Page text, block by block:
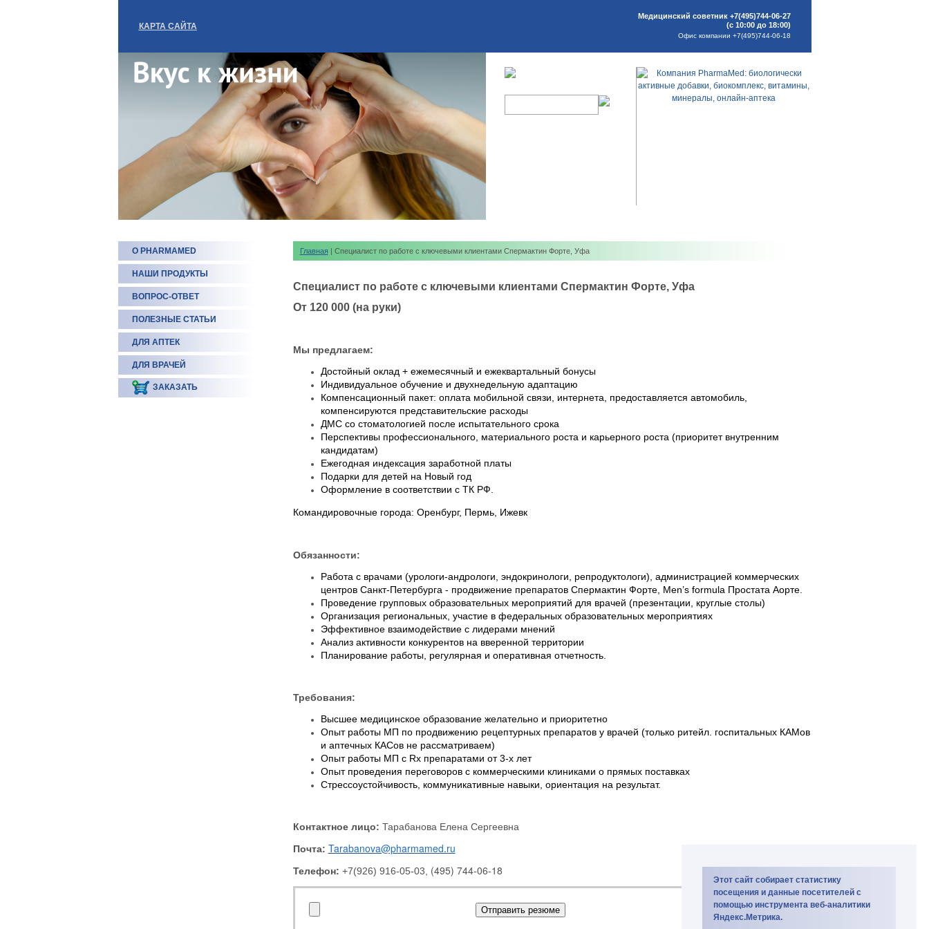
Этот сайт собирает статистику
посещения и данные посетителей с
помощью инструмента веб-аналитики
Яндекс.Метрика.
КАРТА САЙТА
Медицинский советник +7(495)744-06-27
(с 10:00 до 18:00)
Офис компании +7(495)744-06-18
О PHARMAMED
НАШИ ПРОДУКТЫ
ВОПРОС-ОТВЕТ
ПОЛЕЗНЫЕ СТАТЬИ
ДЛЯ АПТЕК
ДЛЯ ВРАЧЕЙ
ЗАКАЗАТЬ
Главная | Специалист по работе с ключевыми клиентами Спермактин Форте, Уфа
Специалист по работе с ключевыми клиентами Спермактин Форте, Уфа
От 120 000 (на руки)
Мы предлагаем:
Достойный оклад + ежемесячный и ежеквартальный бонусы
Индивидуальное обучение и двухнедельную адаптацию
Компенсационный пакет: оплата мобильной связи, интернета, предоставляется автомобиль,
компенсируются представительские расходы
ДМС со стоматологией после испытательного срока
Перспективы профессионального, материального роста и карьерного роста (приоритет внутренним
кандидатам)
Ежегодная индексация заработной платы
Подарки для детей на Новый год
Оформление в соответствии с ТК РФ.
Командировочные города: Оренбург, Пермь, Ижевк
Обязанности:
Работа с врачами (урологи-андрологи, эндокринологи, репродуктологи), администрацией коммерческих
центров Санкт-Петербурга - продвижение препаратов Спермактин Форте, Men’s formula Простата Aорте.
Проведение групповых образовательных мероприятий для врачей (презентации, круглые столы)
Организация региональных, участие в федеральных образовательных мероприятиях
Эффективное взаимодействие с лидерами мнений
Анализ активности конкурентов на вверенной территории
Планирование работы, регулярная и оперативная отчетность.
Требования:
Высшее медицинское образование желательно и приоритетно
Опыт работы МП по продвижению рецептурных препаратов у врачей (только ритейл. госпитальных КАМов
и аптечных КАСов не рассматриваем)
Опыт работы МП с Rx препаратами от 3-х лет
Опыт проведения переговоров с коммерческими клиниками о прямых поставках
Стрессоустойчивость, коммуникативные навыки, ориентация на результат.
Контактное лицо: Тарабанова Елена Сергеевна
Почта: Tarabanova@pharmamed.ru
Телефон: +7(926) 916-05-03, (495) 744-06-18